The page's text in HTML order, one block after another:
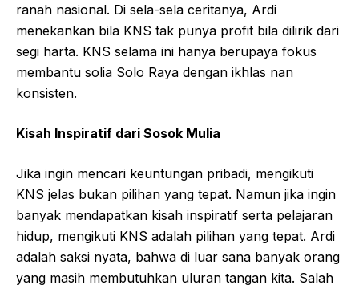
ranah nasional. Di sela-sela ceritanya, Ardi
menekankan bila KNS tak punya profit bila dilirik dari
segi harta. KNS selama ini hanya berupaya fokus
membantu solia Solo Raya dengan ikhlas nan
konsisten.
Kisah Inspiratif dari Sosok Mulia
Jika ingin mencari keuntungan pribadi, mengikuti
KNS jelas bukan pilihan yang tepat. Namun jika ingin
banyak mendapatkan kisah inspiratif serta pelajaran
hidup, mengikuti KNS adalah pilihan yang tepat. Ardi
adalah saksi nyata, bahwa di luar sana banyak orang
yang masih membutuhkan uluran tangan kita. Salah